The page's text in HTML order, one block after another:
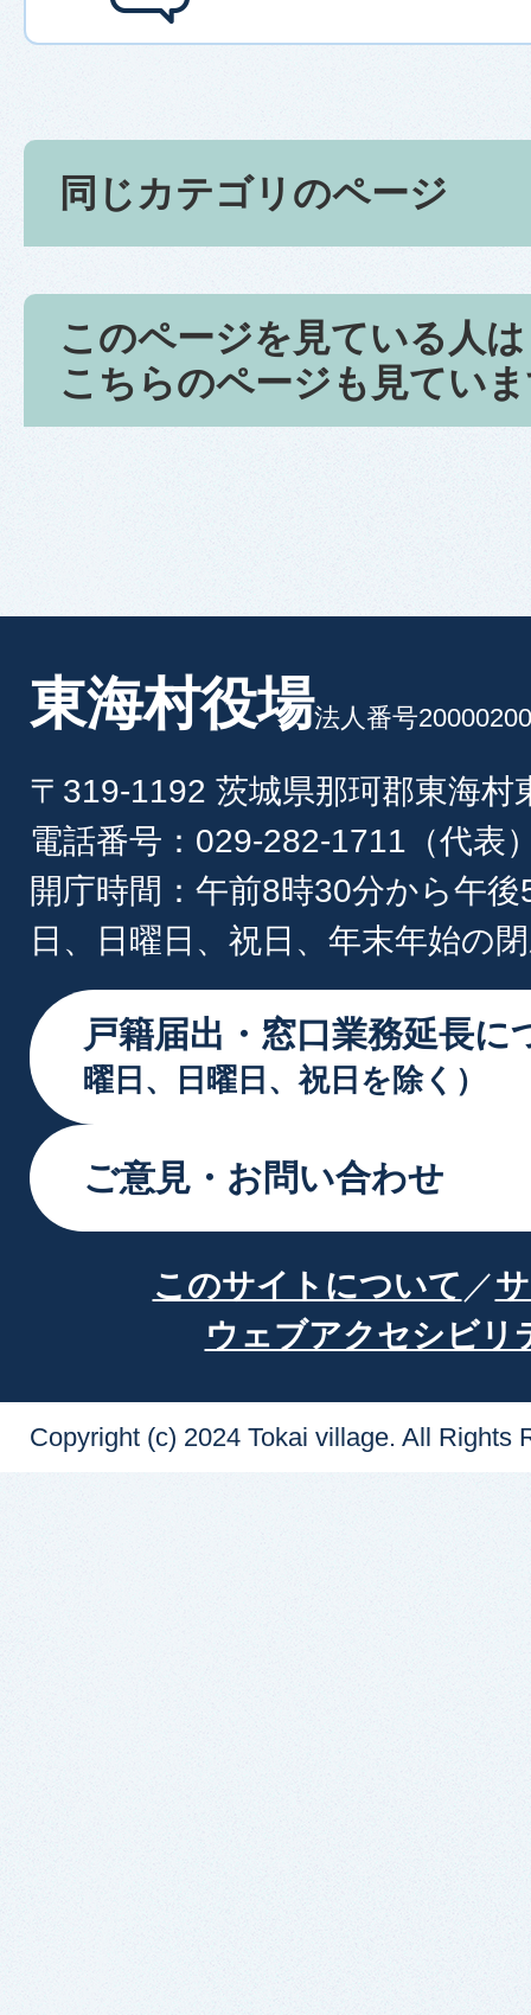
同じカテゴリのページ
このページを見ている人は
こちらのページも見てい
東海村役場法人番号
〒319-1192 茨城県那珂郡東海村
電話番号：029-282-1711（代表
開庁時間：午前8時30分から午
日、日曜日、祝日、年末年始の
戸籍届出・窓口業務延長に
曜日、日曜日、祝日を除く）
ご意見・お問い合わせ
このサイトについて
ウェブアクセシビリ
Copyright (c) 2024 Tokai village. All Rights